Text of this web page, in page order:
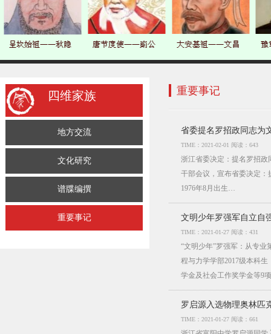
四维家族
地方交流
文化研究
谱牒编撰
重要事记
重要事记
省委提名罗招政同志为
TIME：2021-02-01 阅读：643
浙江省委决定：提名罗招
干部会议，宣布省委决定
1976年8月出生…
文明少年罗强军自立自
TIME：2021-01-27 阅读：431
“文明少年”罗强军：从专
程与力学学部2017级本科
学金及社会工作奖学金等9
罗启源入选物理奥林匹
TIME：2021-01-27 阅读：661